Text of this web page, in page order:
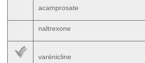
acamprosate
naltrexone
varénicline